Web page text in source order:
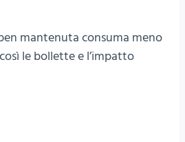
mantenuta consuma meno
le bollette e l’impatto